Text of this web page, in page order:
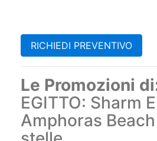
RICHIEDI PREVENTIVO
Le Promozioni
EGITTO: Sharm
Amphoras
stelle